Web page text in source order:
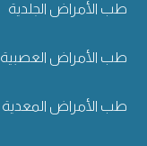
طب الأمراض الجلدية
طب الأمراض العصبية
طب الأمراض المعدية